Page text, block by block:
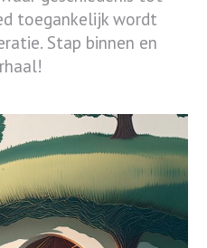
toegankelijk wordt
Stap binnen en